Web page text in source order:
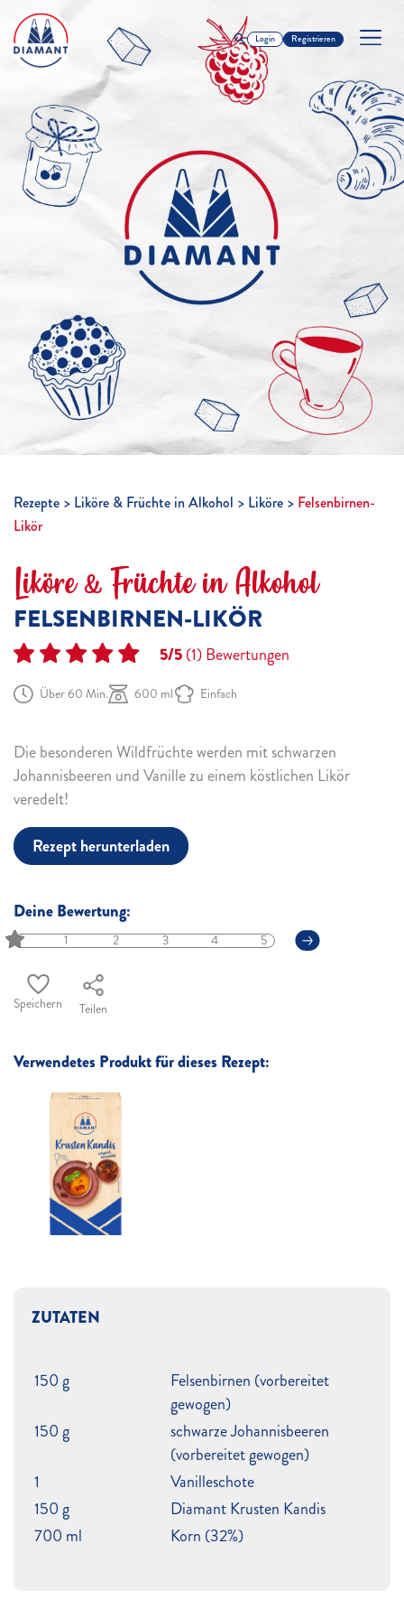
Login Registrieren
Rezepte Liköre & Früchte in Alkohol Liköre
Felsenbirnen-
Likör
Liköre & Früchte in Alkohol
FELSENBIRNEN-LIKÖR
5/5(1)Bewertungen
Über 60 Min. 600 ml Einfach
Die besonderen Wildfrüchte werden mit schwarzen
Johannisbeeren und Vanille zu einem köstlichen Likör
veredelt!
Rezept herunterladen
Deine Bewertung:
1 2 3 4 5
Speichern Teilen
Verwendetes Produkt für dieses Rezept:
ZUTATEN
150 g
Felsenbirnen (vorbereitet
gewogen)
150 g
schwarze Johannisbeeren
(vorbereitet gewogen)
1
Vanilleschote
150 g
Diamant Krusten Kandis
700 ml
Korn (32%)